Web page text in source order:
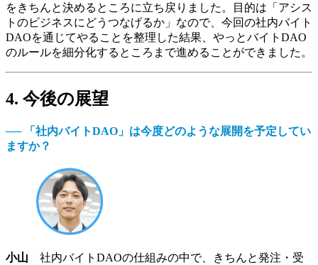
をきちんと決めるところに立ち戻りました。目的は「アシス
トのビジネスにどうつなげるか」なので、今回の社内バイト
DAOを通じてやることを整理した結果、やっとバイトDAO
のルールを細分化するところまで進めることができました。
4. 今後の展望
── 「社内バイトDAO」は今度どのような展開を予定してい
ますか？
小山 社内バイトDAOの仕組みの中で、きちんと発注・受